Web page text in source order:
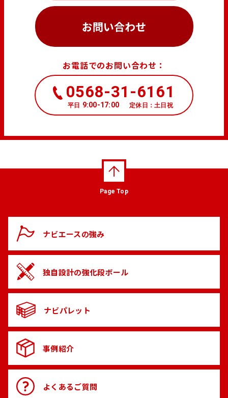
お問い合わせ
お電話でのお問い合わせ：
0568-31-6161
平日 9:00-17:00 定休日：土日祝
Page Top
ナビエースの強み
独自設計の強化段ボール
ナビパレット
事例紹介
よくあるご質問